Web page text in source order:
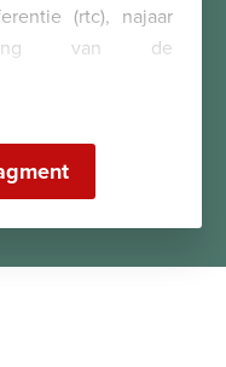
(rtc), najaar
van de